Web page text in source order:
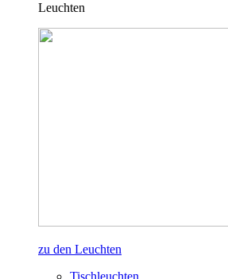
Leuchten
zu den Leuchten
Tischleuchten